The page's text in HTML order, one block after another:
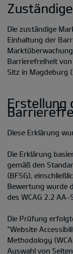
Die zuständige
Einhaltung der
Barrierefreiheit
Sitz in Magdeburg
Erstellung
Diese Erklärung
Die Erklärung
gemäß den
(BFSG),
Bewertung wurde
des WCAG 2.2
Die Prüfung
"Website
Methodology
Auswahl von